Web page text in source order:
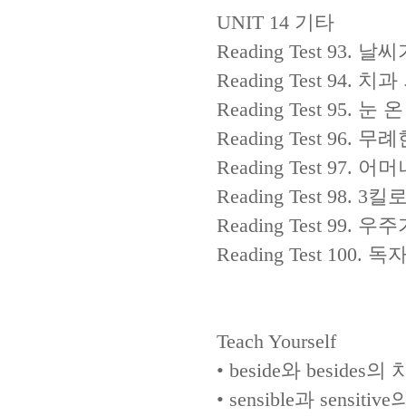
UNIT 14 기타
Reading Test 93. 날씨
Reading Test 94. 치과
Reading Test 95. 눈
Reading Test 96. 무례
Reading Test 97. 어머
Reading Test 98. 3킬
Reading Test 99. 우주
Reading Test 100. 독
Teach Yourself
• beside와 besides의
• sensible과 sensitive